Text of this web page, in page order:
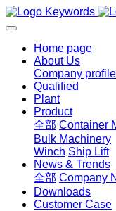
Home page
About Us
Company profile
Qualified
Plant
Product
全部 Container
Bulk Machinery
Winch Ship Lift
News & Trends
全部 Company
Downloads
Customer Case